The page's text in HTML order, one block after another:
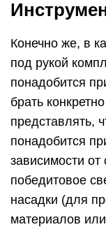
Конечно же, в
под рукой
понадобится
брать
представлять,
понадобится
зависимости
победитовое
насадки (для
материалов